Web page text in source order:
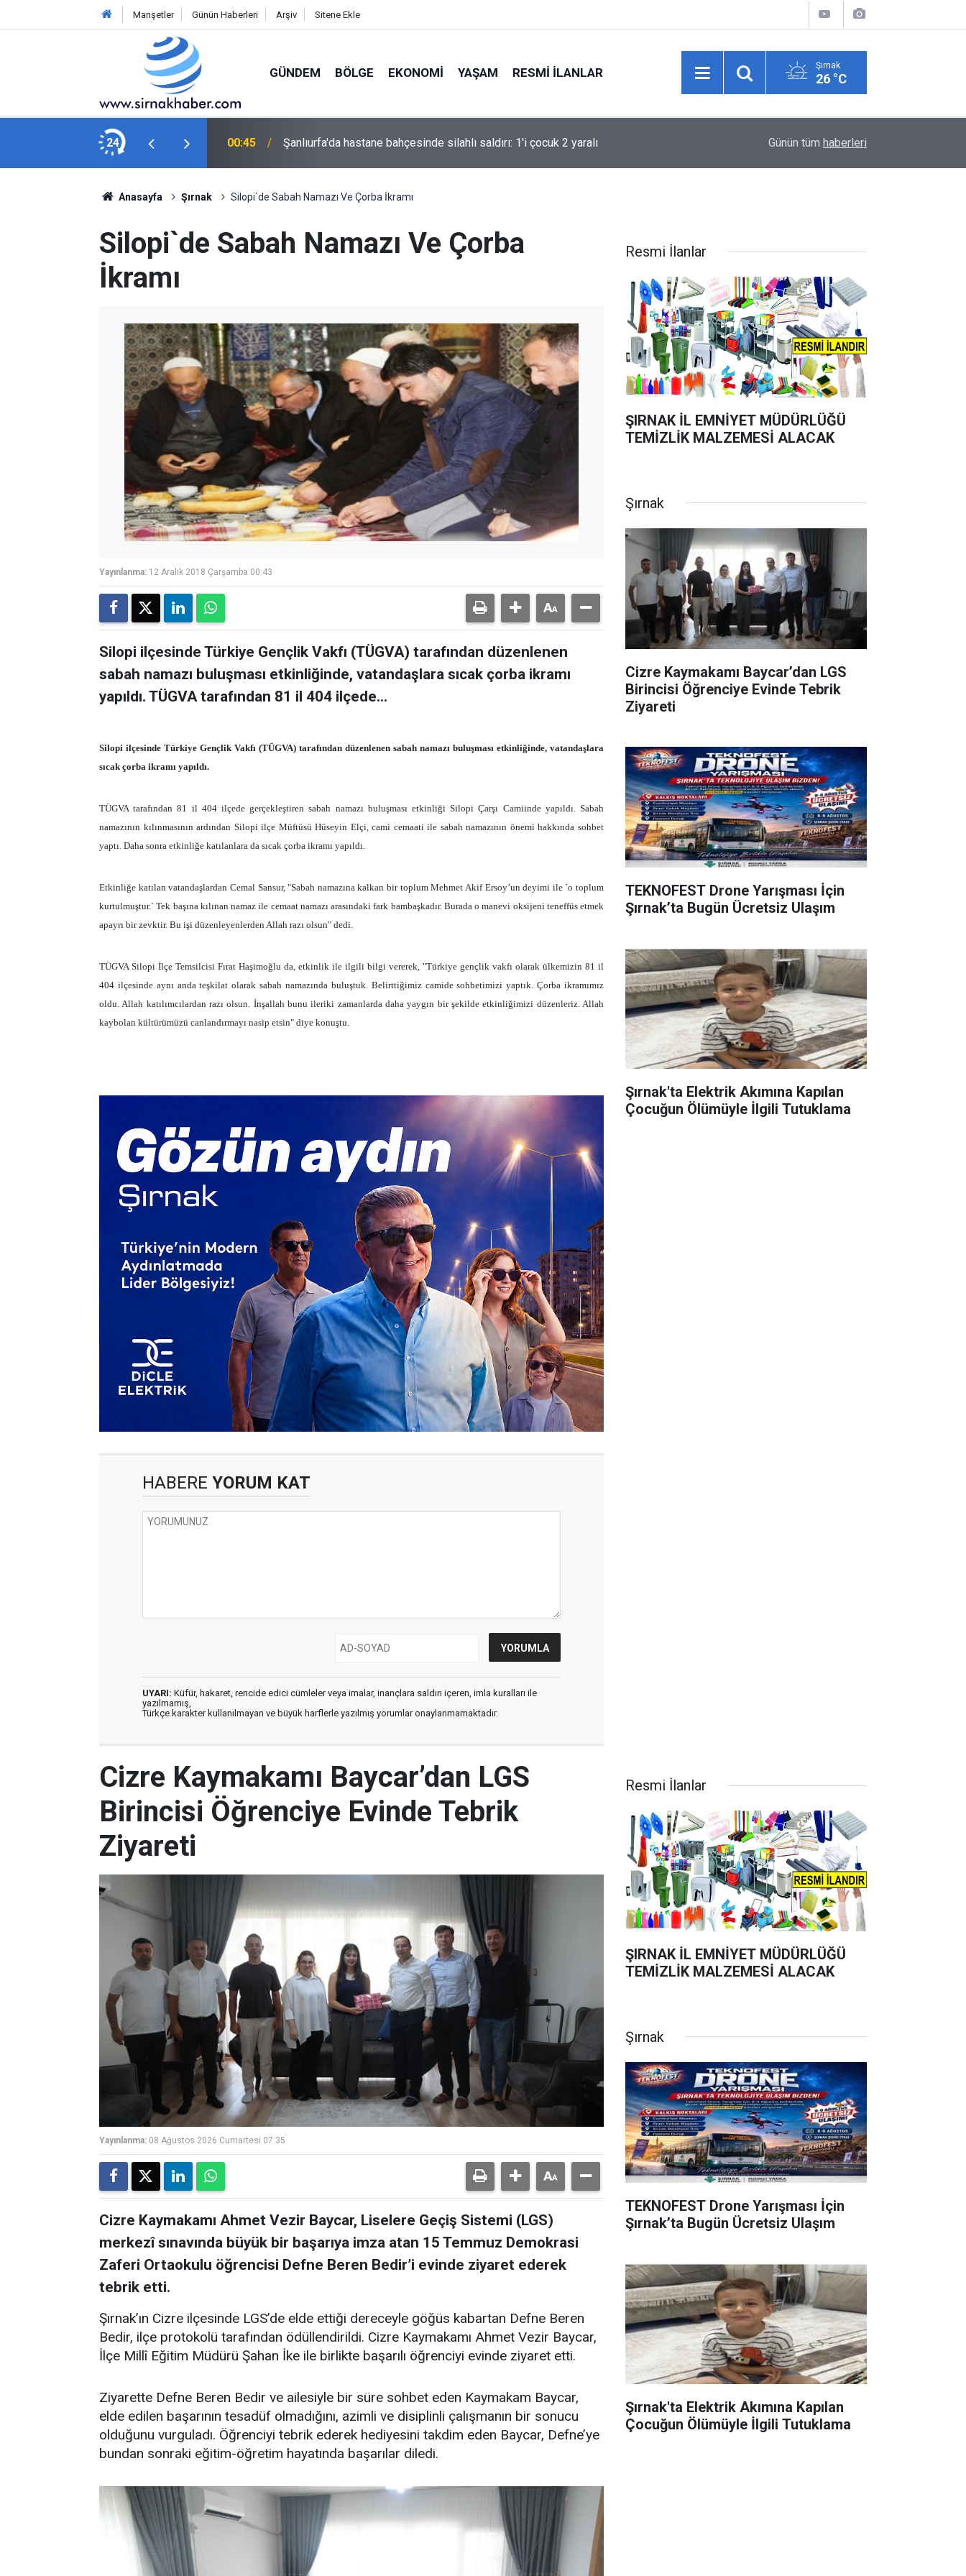
Manşetler Günün Haberleri Arşiv Sitene Ekle
GÜNDEM BÖLGE EKONOMI YAŞAM RESMI İLANLAR Şırnak
26 °C
24 00:45 Şanlıurfa'da hastane bahçesinde silahlı saldırı: 1'i çocuk 2 yaralı BARIŞ ÇIĞLIĞININ MİLADI MI YOKSA MİADI
Günün tüm haberleri
Anasayfa Şırnak Silopi`de Sabah Namazı Ve Çorba İkramı
Silopi`de Sabah Namazı Ve Çorba
İkramı
Yayınlanma: 12 Aralık 2018 Çarşamba 00:43
Silopi ilçesinde Türkiye Gençlik Vakfı (TÜGVA) tarafından düzenlenen
sabah namazı buluşması etkinliğinde, vatandaşlara sıcak çorba ikramı
yapıldı. TÜGVA tarafından 81 il 404 ilçede...
Silopi ilçesinde Türkiye Gençlik Vakfı (TÜGVA) tarafından düzenlenen sabah namazı buluşması etkinliğinde, vatandaşlara
sıcak çorba ikramı yapıldı.
TÜGVA tarafından 81 il 404 ilçede gerçekleştiren sabah namazı buluşması etkinliği Silopi Çarşı Camiinde yapıldı. Sabah
namazının kılınmasının ardından Silopi ilçe Müftüsü Hüseyin Elçi, cami cemaati ile sabah namazının önemi hakkında sohbet
yaptı. Daha sonra etkinliğe katılanlara da sıcak çorba ikramı yapıldı.
Etkinliğe katılan vatandaşlardan Cemal Sansur, "Sabah namazına kalkan bir toplum Mehmet Akif Ersoy’un deyimi ile `o toplum
kurtulmuştur.` Tek başına kılınan namaz ile cemaat namazı arasındaki fark bambaşkadır. Burada o manevi oksijeni teneffüs etmek
apayrı bir zevktir. Bu işi düzenleyenlerden Allah razı olsun" dedi.
TÜGVA Silopi İlçe Temsilcisi Fırat Haşimoğlu da, etkinlik ile ilgili bilgi vererek, "Türkiye gençlik vakfı olarak ülkemizin 81 il
404 ilçesinde aynı anda teşkilat olarak sabah namazında buluştuk. Belirttiğimiz camide sohbetimizi yaptık. Çorba ikramımız
oldu. Allah katılımcılardan razı olsun. İnşallah bunu ileriki zamanlarda daha yaygın bir şekilde etkinliğimizi düzenleriz. Allah
kaybolan kültürümüzü canlandırmayı nasip etsin" diye konuştu.
HABERE YORUM KAT
UYARI: Küfür, hakaret, rencide edici cümleler veya imalar, inançlara saldırı içeren, imla kuralları ile
yazılmamış,
Türkçe karakter kullanılmayan ve büyük harflerle yazılmış yorumlar onaylanmamaktadır.
Resmi İlanlar
ŞIRNAK İL EMNİYET MÜDÜRLÜĞÜ
TEMİZLİK MALZEMESİ ALACAK
Şırnak
Cizre Kaymakamı Baycar’dan LGS
Birincisi Öğrenciye Evinde Tebrik
Ziyareti
TEKNOFEST Drone Yarışması İçin
Şırnak’ta Bugün Ücretsiz Ulaşım
Şırnak'ta Elektrik Akımına Kapılan
Çocuğun Ölümüyle İlgili Tutuklama
Cizre Kaymakamı Baycar’dan LGS
Birincisi Öğrenciye Evinde Tebrik
Ziyareti
Yayınlanma: 08 Ağustos 2026 Cumartesi 07:35
Cizre Kaymakamı Ahmet Vezir Baycar, Liselere Geçiş Sistemi (LGS)
merkezî sınavında büyük bir başarıya imza atan 15 Temmuz Demokrasi
Zaferi Ortaokulu öğrencisi Defne Beren Bedir’i evinde ziyaret ederek
tebrik etti.
Şırnak’ın Cizre ilçesinde LGS’de elde ettiği dereceyle göğüs kabartan Defne Beren
Bedir, ilçe protokolü tarafından ödüllendirildi. Cizre Kaymakamı Ahmet Vezir Baycar,
İlçe Millî Eğitim Müdürü Şahan İke ile birlikte başarılı öğrenciyi evinde ziyaret etti.
Ziyarette Defne Beren Bedir ve ailesiyle bir süre sohbet eden Kaymakam Baycar,
elde edilen başarının tesadüf olmadığını, azimli ve disiplinli çalışmanın bir sonucu
olduğunu vurguladı. Öğrenciyi tebrik ederek hediyesini takdim eden Baycar, Defne’ye
bundan sonraki eğitim-öğretim hayatında başarılar diledi.
Resmi İlanlar
ŞIRNAK İL EMNİYET MÜDÜRLÜĞÜ
TEMİZLİK MALZEMESİ ALACAK
Şırnak
TEKNOFEST Drone Yarışması İçin
Şırnak’ta Bugün Ücretsiz Ulaşım
Şırnak'ta Elektrik Akımına Kapılan
Çocuğun Ölümüyle İlgili Tutuklama